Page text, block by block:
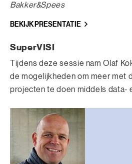
Bakker&Spees
BEKIJK PRESENTATIE
SuperVISI
Tijdens deze sessie nam Olaf
de mogelijkheden om meer met
projecten te doen middels data-